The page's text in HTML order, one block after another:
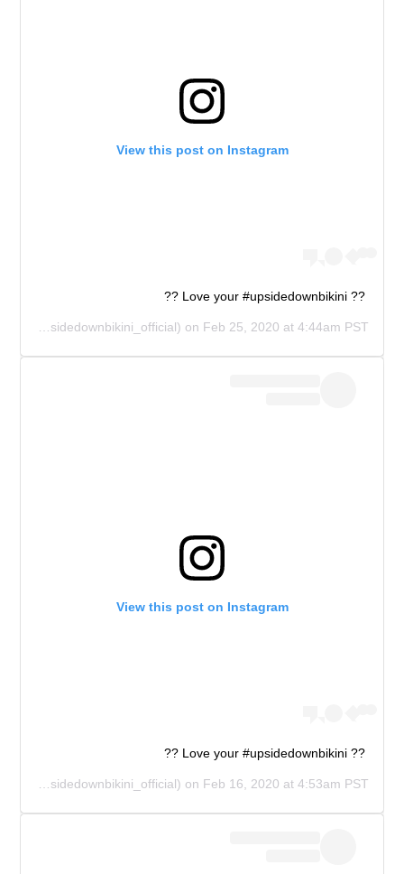
View this post on Instagram
?? Love your #upsidedownbikini ??
(@upsidedownbikini_official) on Feb 25, 2020 at 4:44am PST
View this post on Instagram
?? Love your #upsidedownbikini ??
(@upsidedownbikini_official) on Feb 16, 2020 at 4:53am PST